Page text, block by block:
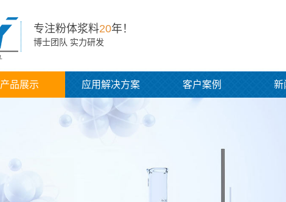
专注粉体浆料20年！
博士团队 实力研发
产品展示 应用解决方案 客户案例 新